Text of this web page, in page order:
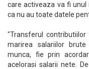
care activeaza va fi
ca nu au toate datele
"Transferul
marirea salariilor
munca, fie prin
acelorasi salarii nete.